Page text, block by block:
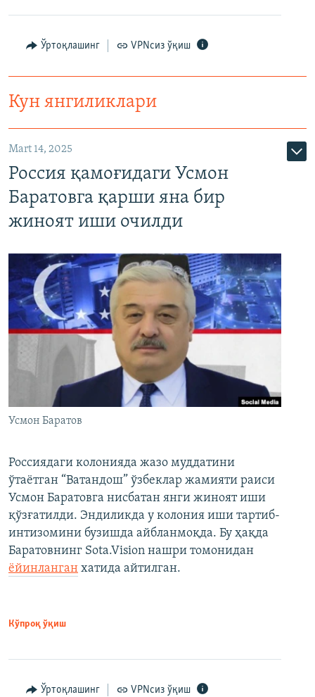
Ўртоқлашинг VPNсиз ўқиш
Кун янгиликлари
Mart 14, 2025
Россия қамоғидаги Усмон
Баратовга қарши яна бир
жиноят иши очилди
Усмон Баратов
Россиядаги колонияда жазо муддатини
ўтаётган “Ватандош” ўзбеклар жамияти раиси
Усмон Баратовга нисбатан янги жиноят иши
қўзғатилди. Эндиликда у колония иши тартиб-
интизомини бузишда айбланмоқда. Бу ҳақда
Баратовнинг Sota.Vision нашри томонидан
ёйинланган хатида айтилган.
Кўпроқ ўқиш
Ўртоқлашинг VPNсиз ўқиш